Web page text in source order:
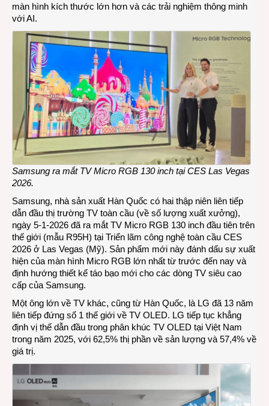
màn hình kích thước lớn hơn và các trải nghiệm thông minh
với AI.
Samsung ra mắt TV Micro RGB 130 inch tại CES Las Vegas
2026.
Samsung, nhà sản xuất Hàn Quốc có hai thập niên liên tiếp
dẫn đầu thị trường TV toàn cầu (về số lượng xuất xưởng),
ngày 5-1-2026 đã ra mắt TV Micro RGB 130 inch đầu tiên trên
thế giới (mẫu R95H) tại Triển lãm công nghệ toàn cầu CES
2026 ở Las Vegas (Mỹ). Sản phẩm mới này đánh dấu sự xuất
hiện của màn hình Micro RGB lớn nhất từ trước đến nay và
định hướng thiết kế táo bạo mới cho các dòng TV siêu cao
cấp của Samsung.
Một ông lớn về TV khác, cũng từ Hàn Quốc, là LG đã 13 năm
liên tiếp đứng số 1 thế giới về TV OLED. LG tiếp tục khẳng
định vị thế dẫn đầu trong phân khúc TV OLED tại Việt Nam
trong năm 2025, với 62,5% thị phần về sản lượng và 57,4% về
giá trị.